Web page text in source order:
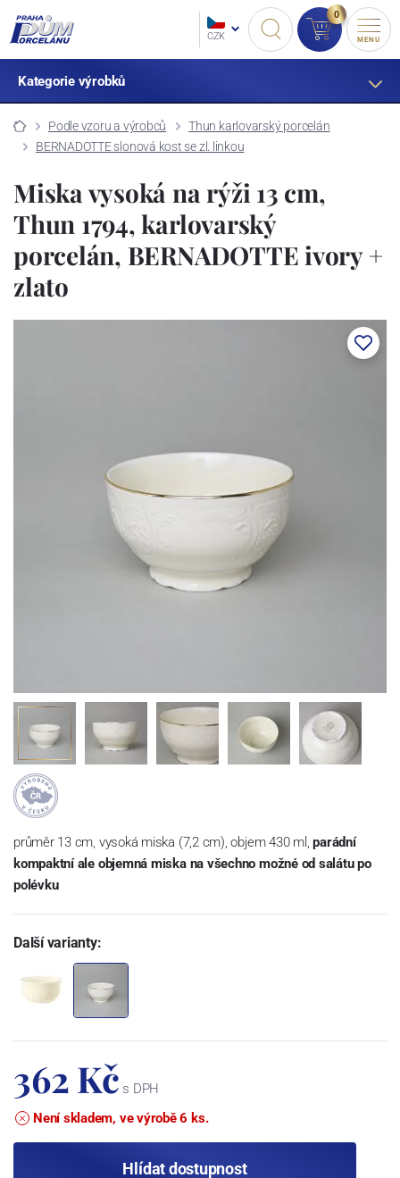
CZK
0
MENU
Kategorie výrobků
Podle vzoru a výrobců
Thun karlovarský porcelán
BERNADOTTE slonová kost se zl. linkou
Miska vysoká na rýži 13 cm,
Thun 1794, karlovarský
porcelán, BERNADOTTE ivory +
zlato
průměr 13 cm, vysoká miska (7,2 cm), objem 430 ml,parádní
kompaktní ale objemná miska na všechno možné od salátu po
polévku
Další varianty:
362 Kč s DPH
Není skladem, ve výrobě 6 ks.
Hlídat dostupnost